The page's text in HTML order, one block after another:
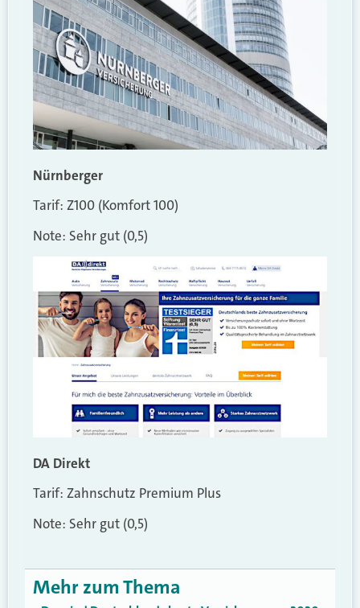
Nürnberger
Tarif: Z100 (Komfort 100)
Note: Sehr gut (0,5)
DA Direkt
Tarif: Zahnschutz Premium Plus
Note: Sehr gut (0,5)
Mehr zum Thema